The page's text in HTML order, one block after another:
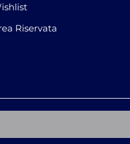
Riservata